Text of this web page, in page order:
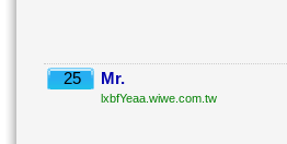
25 Mr.
lxbfYeaa.wiwe.com.tw